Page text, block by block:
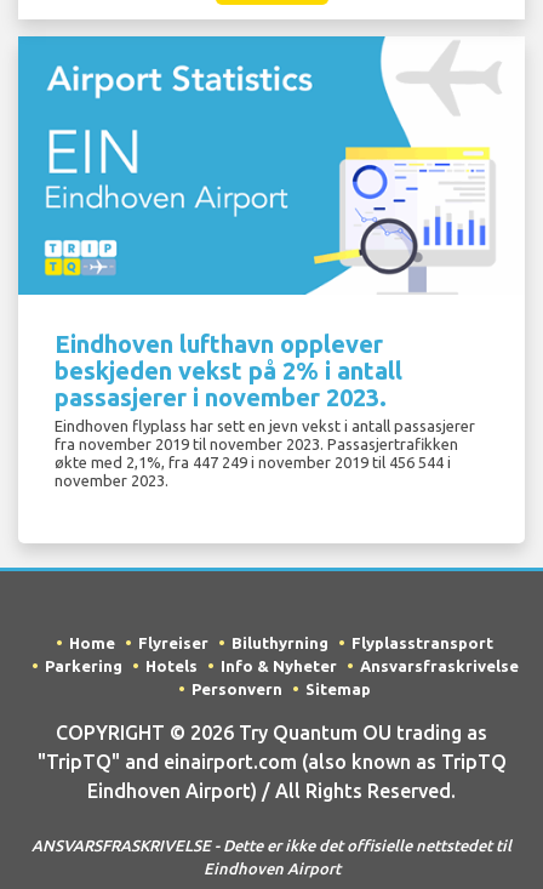
Eindhoven lufthavn opplever
beskjeden vekst på 2% i antall
passasjerer i november 2023.
Eindhoven flyplass har sett en jevn vekst i antall passasjerer
fra november 2019 til november 2023. Passasjertrafikken
økte med 2,1%, fra 447 249 i november 2019 til 456 544 i
november 2023.
Home Flyreiser Biluthyrning
Flyplasstransport
Parkering
Hotels Info & Nyheter
Ansvarsfraskrivelse
Personvern
Sitemap
COPYRIGHT © 2026 Try Quantum OU trading as
"TripTQ" and einairport.com (also known as TripTQ
Eindhoven Airport) / All Rights Reserved.
ANSVARSFRASKRIVELSE - Dette er ikke det offisielle nettstedet til
Eindhoven Airport